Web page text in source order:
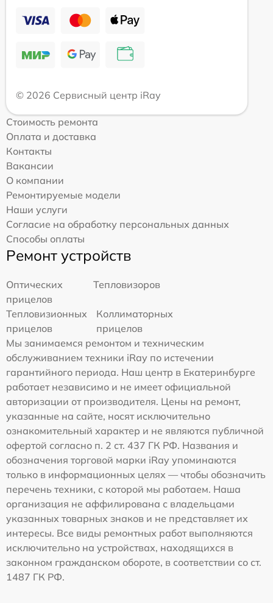
© 2026 Сервисный центр iRay
Стоимость ремонта
Оплата и доставка
Контакты
Вакансии
О компании
Ремонтируемые модели
Наши услуги
Согласие на обработку персональных данных
Способы оплаты
Ремонт устройств
Оптических
прицелов
Тепловизоров
Тепловизионных
прицелов
Коллиматорных
прицелов
Мы занимаемся ремонтом и техническим
обслуживанием техники iRay по истечении
гарантийного периода. Наш центр в Екатеринбурге
работает независимо и не имеет официальной
авторизации от производителя. Цены на ремонт,
указанные на сайте, носят исключительно
ознакомительный характер и не являются публичной
офертой согласно п. 2 ст. 437 ГК РФ. Названия и
обозначения торговой марки iRay упоминаются
только в информационных целях — чтобы обозначить
перечень техники, с которой мы работаем. Наша
организация не аффилирована с владельцами
указанных товарных знаков и не представляет их
интересы. Все виды ремонтных работ выполняются
исключительно на устройствах, находящихся в
законном гражданском обороте, в соответствии со ст.
1487 ГК РФ.